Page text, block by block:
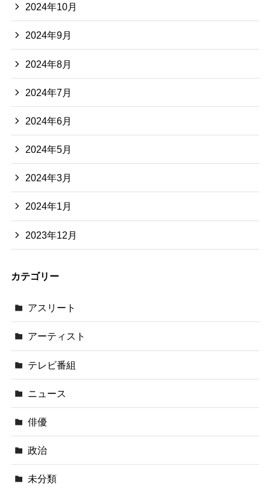
2024年10月
2024年9月
2024年8月
2024年7月
2024年6月
2024年5月
2024年3月
2024年1月
2023年12月
カテゴリー
アスリート
アーティスト
テレビ番組
ニュース
俳優
政治
未分類